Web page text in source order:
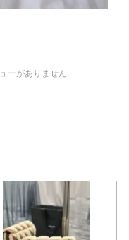
ーがありません